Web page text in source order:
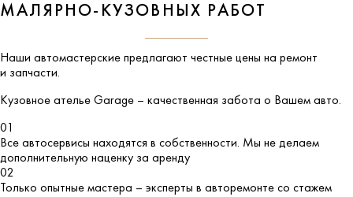
МАЛЯРНО-КУЗОВНЫХ РАБОТ
Наши автомастерские предлагают честные цены на ремонт
и запчасти.
Кузовное ателье Garage – качественная забота о Вашем авто.
01
Все автосервисы находятся в собственности. Мы не делаем
дополнительную наценку за аренду
02
Только опытные мастера – эксперты в авторемонте со стажем